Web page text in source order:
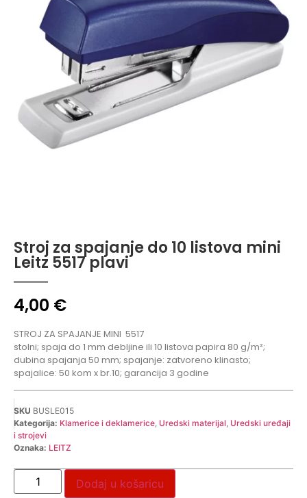
Stroj za spajanje do 10 listova mini
Leitz 5517 plavi
4,00 €
STROJ ZA SPAJANJE MINI 5517
stolni; spaja do 1 mm debljine ili 10 listova papira 80 g/m²;
dubina spajanja 50 mm; spajanje: zatvoreno klinasto;
spajalice: 50 kom x br.10; garancija 3 godine
SKU BUSLE015
Kategorija: Klamerice i deklamerice Uredski materijal Uredski uređaji
i strojevi
Oznaka: LEITZ
Dodaj u košaricu